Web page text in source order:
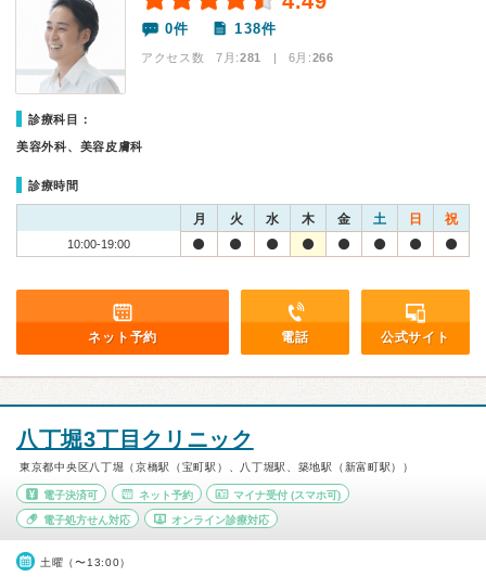
0件 138件
アクセス数 7月:281 | 6月:266
診療科目：
美容外科、美容皮膚科
診療時間
月 火 水 木 金 土 日 祝
10:00-19:00
ネット予約 電話 公式サイト
八丁堀3丁目クリニック
東京都中央区八丁堀（京橋駅（宝町駅）、八丁堀駅、築地駅（新富町駅））
電子決済可 ネット予約 マイナ受付 (スマホ可)
電子処方せん対応 オンライン診療対応
土曜（〜13:00）